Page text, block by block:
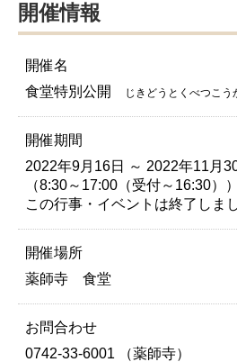
開催情報
開催名
食堂特別公開
じきどうとくべつこう
開催期間
2022年9月16日 ～ 2022年11月
（8:30～17:00（受付～16:30））
この行事・イベントは終了しまし
開催場所
薬師寺 食堂
お問合わせ
0742-33-6001 （薬師寺）